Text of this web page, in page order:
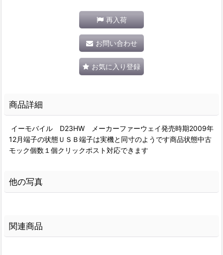
再入荷
お問い合わせ
お気に入り登録
商品詳細
イーモバイル D23HW メーカーファーウェイ発売時期2009年
12月端子の状態ＵＳＢ端子は実機と同寸のようです商品状態中古
モック個数１個クリックポスト対応できます
他の写真
関連商品